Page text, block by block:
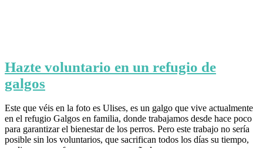
Hazte voluntario en un refugio de
galgos
Este que véis en la foto es Ulises, es un galgo que vive actualmente
en el refugio Galgos en familia, donde trabajamos desde hace poco
para garantizar el bienestar de los perros. Pero este trabajo no sería
posible sin los voluntarios, que sacrifican todos los días su tiempo,